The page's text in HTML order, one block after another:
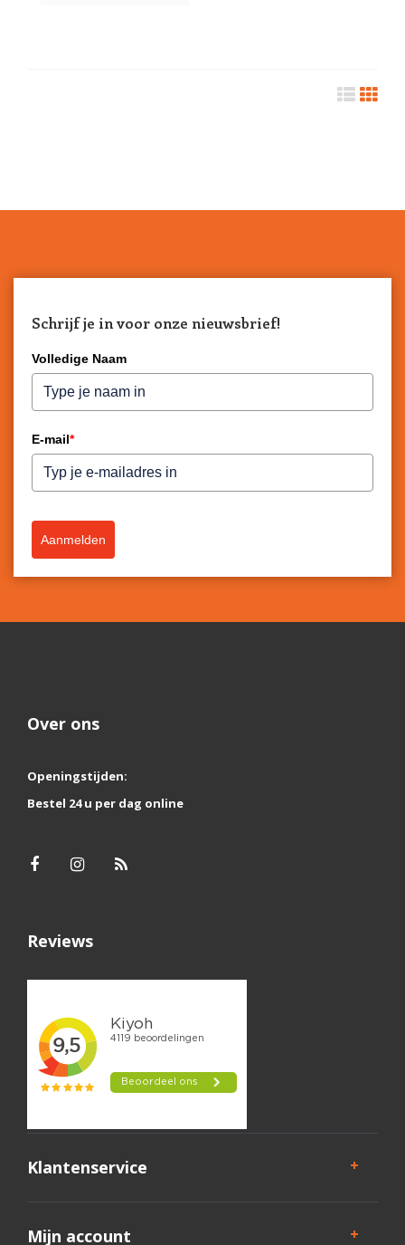
Schrijf je in voor onze nieuwsbrief!
Volledige Naam
E-mail*
Aanmelden
Over ons
Openingstijden:
Bestel 24 u per dag online
Reviews
Klantenservice
Mijn account